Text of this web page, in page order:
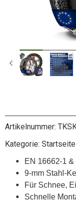
Artikelnummer:
Kategorie: Startseite
EN 16662-1
9-mm Stahl-
Für Schnee,
Schnelle